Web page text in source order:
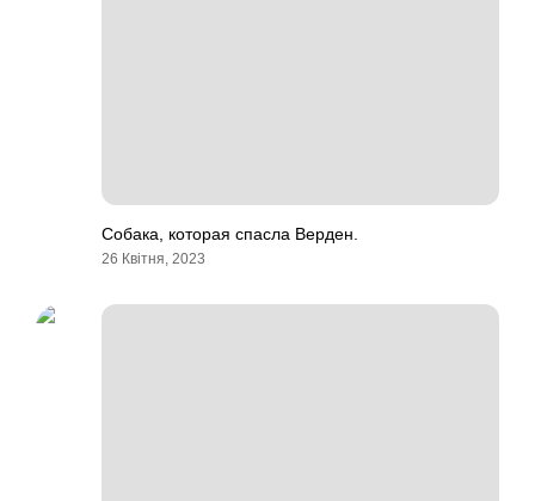
Собака, которая спасла Верден.
26 Квітня, 2023